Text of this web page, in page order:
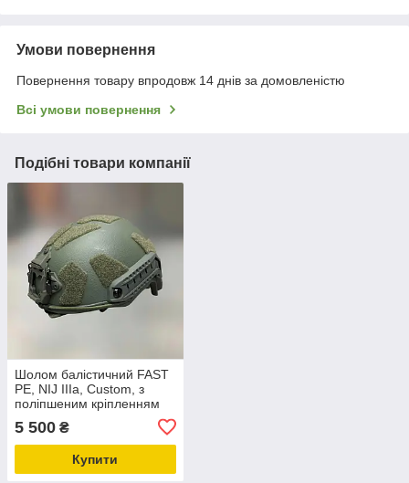
Умови повернення
Повернення товару впродовж 14 днів за домовленістю
Всі умови повернення
Подібні товари компанії
Шолом балістичний FAST
PE, NIJ IIIa, Custom, з
поліпшеним кріпленням
Wendy, розмір L, Олива,
бронешолом
5 500 ₴
Купити